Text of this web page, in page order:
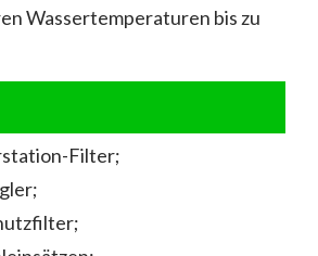
Wassertemperaturen bis zu
Filter;